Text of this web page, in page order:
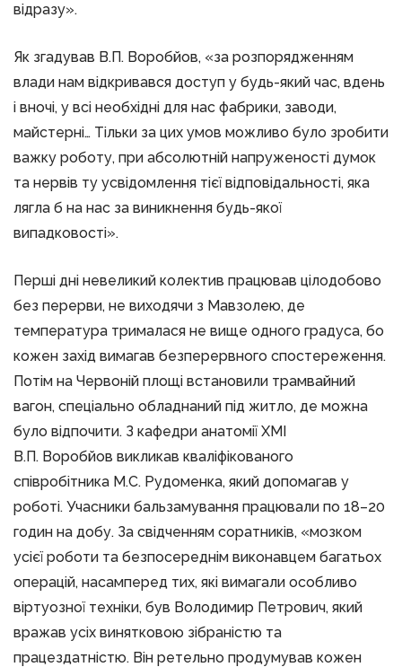
відразу».
Як згадував В.П. Воробйов, «за розпорядженням
влади нам відкривався доступ у будь-який час, вдень
і вночі, у всі необхідні для нас фабрики, заводи,
майстерні… Тільки за цих умов можливо було зробити
важку роботу, при абсолютній напруженості думок
та нервів ту усвідомлення тієї відповідальності, яка
лягла б на нас за виникнення будь-якої
випадковості».
Перші дні невеликий колектив працював цілодобово
без перерви, не виходячи з Мавзолею, де
температура трималася не вище одного градуса, бо
кожен захід вимагав безперервного спостереження.
Потім на Червоній площі встановили трамвайний
вагон, спеціально обладнаний під житло, де можна
було відпочити. З кафедри анатомії ХМІ
В.П. Воробйов викликав кваліфікованого
співробітника М.С. Рудоменка, який допомагав у
роботі. Учасники бальзамування працювали по 18–20
годин на добу. За свідченням соратників, «мозком
усієї роботи та безпосереднім виконавцем багатьох
операцій, насамперед тих, які вимагали особливо
віртуозної техніки, був Володимир Петрович, який
вражав усіх винятковою зібраністю та
працездатністю. Він ретельно продумував кожен